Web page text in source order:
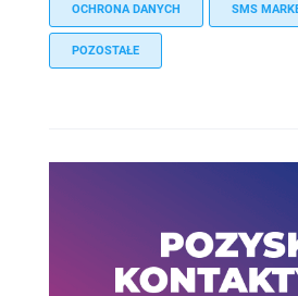
OCHRONA DANYCH SMS
POZOSTAŁE